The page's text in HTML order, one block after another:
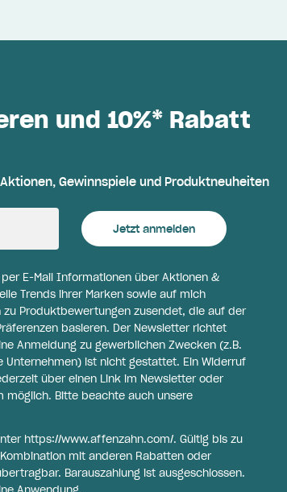
und 10%* Rabatt
Gewinnspiele und Produktneuheiten
Jetzt anmelden
E-Mail Informationen über Aktionen &
Trends ihrer Marken sowie auf mich
Produktbewertungen zusendet, die auf der
basieren. Der Newsletter richtet
Anmeldung zu gewerblichen Zwecken (z.B.
ist nicht gestattet. Ein Widerruf
über einen Link im Newsletter oder
möglich. Bitte beachte auch unsere
https://www.affenzahn.com/. Gültig bis zu
mit anderen Rabatten oder
Barauszahlung ist ausgeschlossen.